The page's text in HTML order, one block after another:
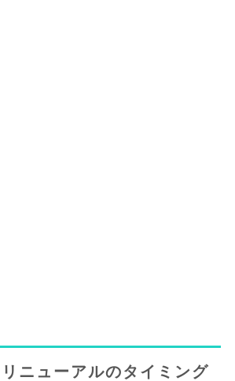
ニューアルのタイミング